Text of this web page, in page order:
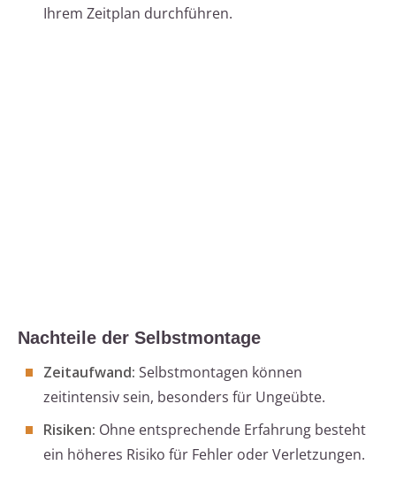
Ihrem Zeitplan durchführen.
Nachteile der Selbstmontage
Zeitaufwand: Selbstmontagen können
zeitintensiv sein, besonders für Ungeübte.
Risiken: Ohne entsprechende Erfahrung besteht
ein höheres Risiko für Fehler oder Verletzungen.